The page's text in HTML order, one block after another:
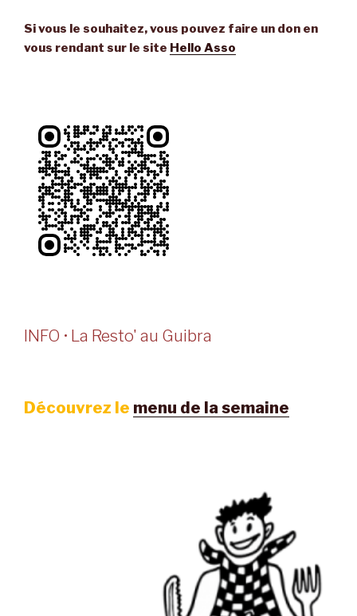
Si vous le souhaitez, vous pouvez faire un don en
vous rendant sur le site Hello Asso
INFO • La Resto' au Guibra
Découvrez le menu de la semaine